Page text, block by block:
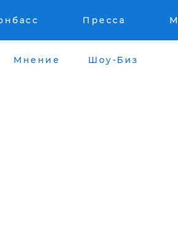
Пресса
Мнение Шоу-Биз